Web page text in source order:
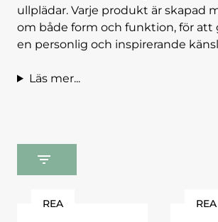
ullplädar. Varje produkt är skapad
om både form och funktion, för
en personlig och inspirerande
Läs mer...
REA REA